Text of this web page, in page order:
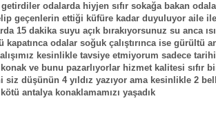
odalarda hiyjen sıfır sokağa bakan
geçenlerin ettiği küfüre kadar duyuluyor aile
15 dakika suyu açık bırakıyorsunuz su anca
kapatınca odalar soğuk çalıştırınca ise gürültü
kesinlikle tavsiye etmiyorum sadece
ve bunu pazarlıyorlar hizmet kalitesi sıfır
siz düşünün 4 yıldız yazıyor ama kesinlikle 2
antalya konaklamamızı yaşadık